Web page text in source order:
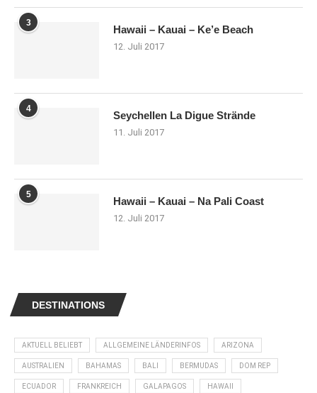
3
Hawaii – Kauai – Ke’e Beach
12. Juli 2017
4
Seychellen La Digue Strände
11. Juli 2017
5
Hawaii – Kauai – Na Pali Coast
12. Juli 2017
DESTINATIONS
AKTUELL BELIEBT ALLGEMEINE LÄNDERINFOS ARIZONA
AUSTRALIEN BAHAMAS BALI BERMUDAS DOM REP
ECUADOR FRANKREICH GALAPAGOS HAWAII